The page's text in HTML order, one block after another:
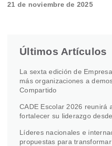
21 de noviembre de 2025
Últimos Artículos
La sexta edición de
más organizaciones a
Compartido
CADE Escolar 2026 reunirá
fortalecer su liderazgo
Líderes nacionales e
propuestas para